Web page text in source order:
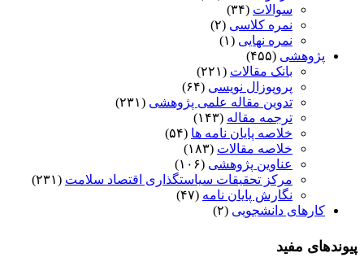
سوالات (۳۴)
نمره کلاسی (۲)
نمره نهایی (۱)
پژوهشی (۴۵۵)
بانک مقالات (۲۲۱)
پروپوزال نویسی (۶۴)
تدوین مقاله علمی پژوهشی (۲۳۱)
ترجمه مقاله (۱۴۳)
خلاصه پایان نامه ها (۵۴)
خلاصه مقالات (۱۸۳)
عناوین پژوهشی (۱۰۶)
مرکز تحقیقات سیاستگذاری اقتصاد سلامت (۲۳۱)
نگارش پایان نامه (۴۷)
کارهای دانشجویی (۲)
پیوندهای مفید